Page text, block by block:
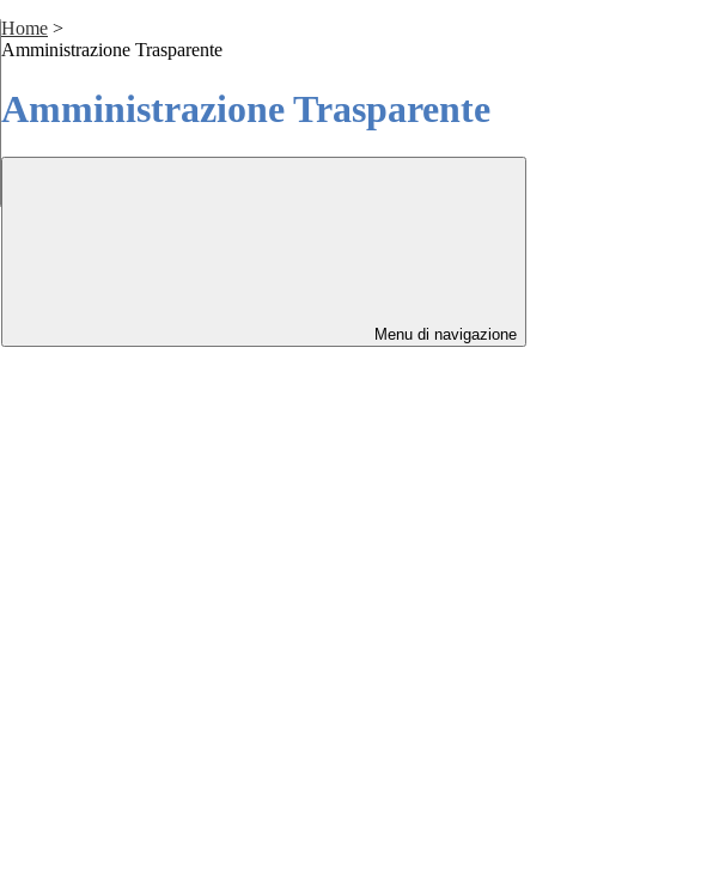
Home >
Amministrazione Trasparente
Amministrazione Trasparente
Menu di navigazione